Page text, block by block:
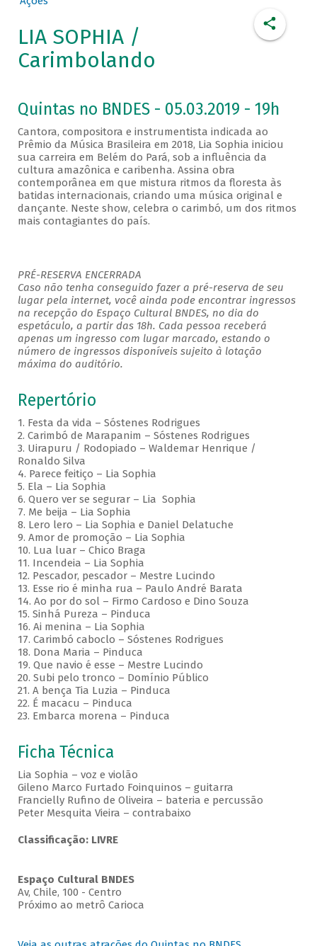
LIA SOPHIA /
Carimbolando
Quintas no BNDES - 05.03.2019 - 19h
Cantora, compositora e instrumentista indicada ao
Prêmio da Música Brasileira em 2018, Lia Sophia iniciou
sua carreira em Belém do Pará, sob a influência da
cultura amazônica e caribenha. Assina obra
contemporânea em que mistura ritmos da floresta às
batidas internacionais, criando uma música original e
dançante. Neste show, celebra o carimbó, um dos ritmos
mais contagiantes do país.
PRÉ-RESERVA ENCERRADA
Caso não tenha conseguido fazer a pré-reserva de seu
lugar pela internet, você ainda pode encontrar ingressos
na recepção do Espaço Cultural BNDES, no dia do
espetáculo, a partir das 18h. Cada pessoa receberá
apenas um ingresso com lugar marcado, estando o
número de ingressos disponíveis sujeito à lotação
máxima do auditório.
Repertório
1. Festa da vida – Sóstenes Rodrigues
2. Carimbó de Marapanim – Sóstenes Rodrigues
3. Uirapuru / Rodopiado – Waldemar Henrique /
Ronaldo Silva
4. Parece feitiço – Lia Sophia
5. Ela – Lia Sophia
6. Quero ver se segurar – Lia Sophia
7. Me beija – Lia Sophia
8. Lero lero – Lia Sophia e Daniel Delatuche
9. Amor de promoção – Lia Sophia
10. Lua luar – Chico Braga
11. Incendeia – Lia Sophia
12. Pescador, pescador – Mestre Lucindo
13. Esse rio é minha rua – Paulo André Barata
14. Ao por do sol – Firmo Cardoso e Dino Souza
15. Sinhá Pureza – Pinduca
16. Ai menina – Lia Sophia
17. Carimbó caboclo – Sóstenes Rodrigues
18. Dona Maria – Pinduca
19. Que navio é esse – Mestre Lucindo
20. Subi pelo tronco – Domínio Público
21. A bença Tia Luzia – Pinduca
22. É macacu – Pinduca
23. Embarca morena – Pinduca
Ficha Técnica
Lia Sophia – voz e violão
Gileno Marco Furtado Foinquinos – guitarra
Francielly Rufino de Oliveira – bateria e percussão
Peter Mesquita Vieira – contrabaixo
Classificação: LIVRE
Espaço Cultural BNDES
Av, Chile, 100 - Centro
Próximo ao metrô Carioca